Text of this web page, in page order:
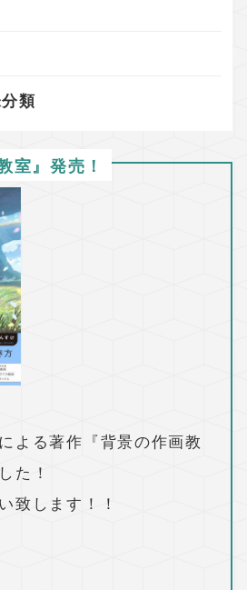
類
室』発売！
よる著作『背景の作画教
た！
致します！！